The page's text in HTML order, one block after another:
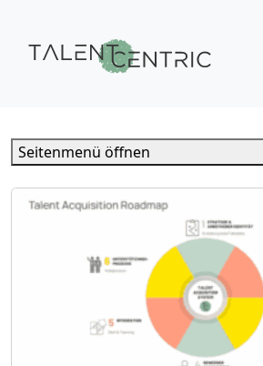
Seitenmenü öffnen